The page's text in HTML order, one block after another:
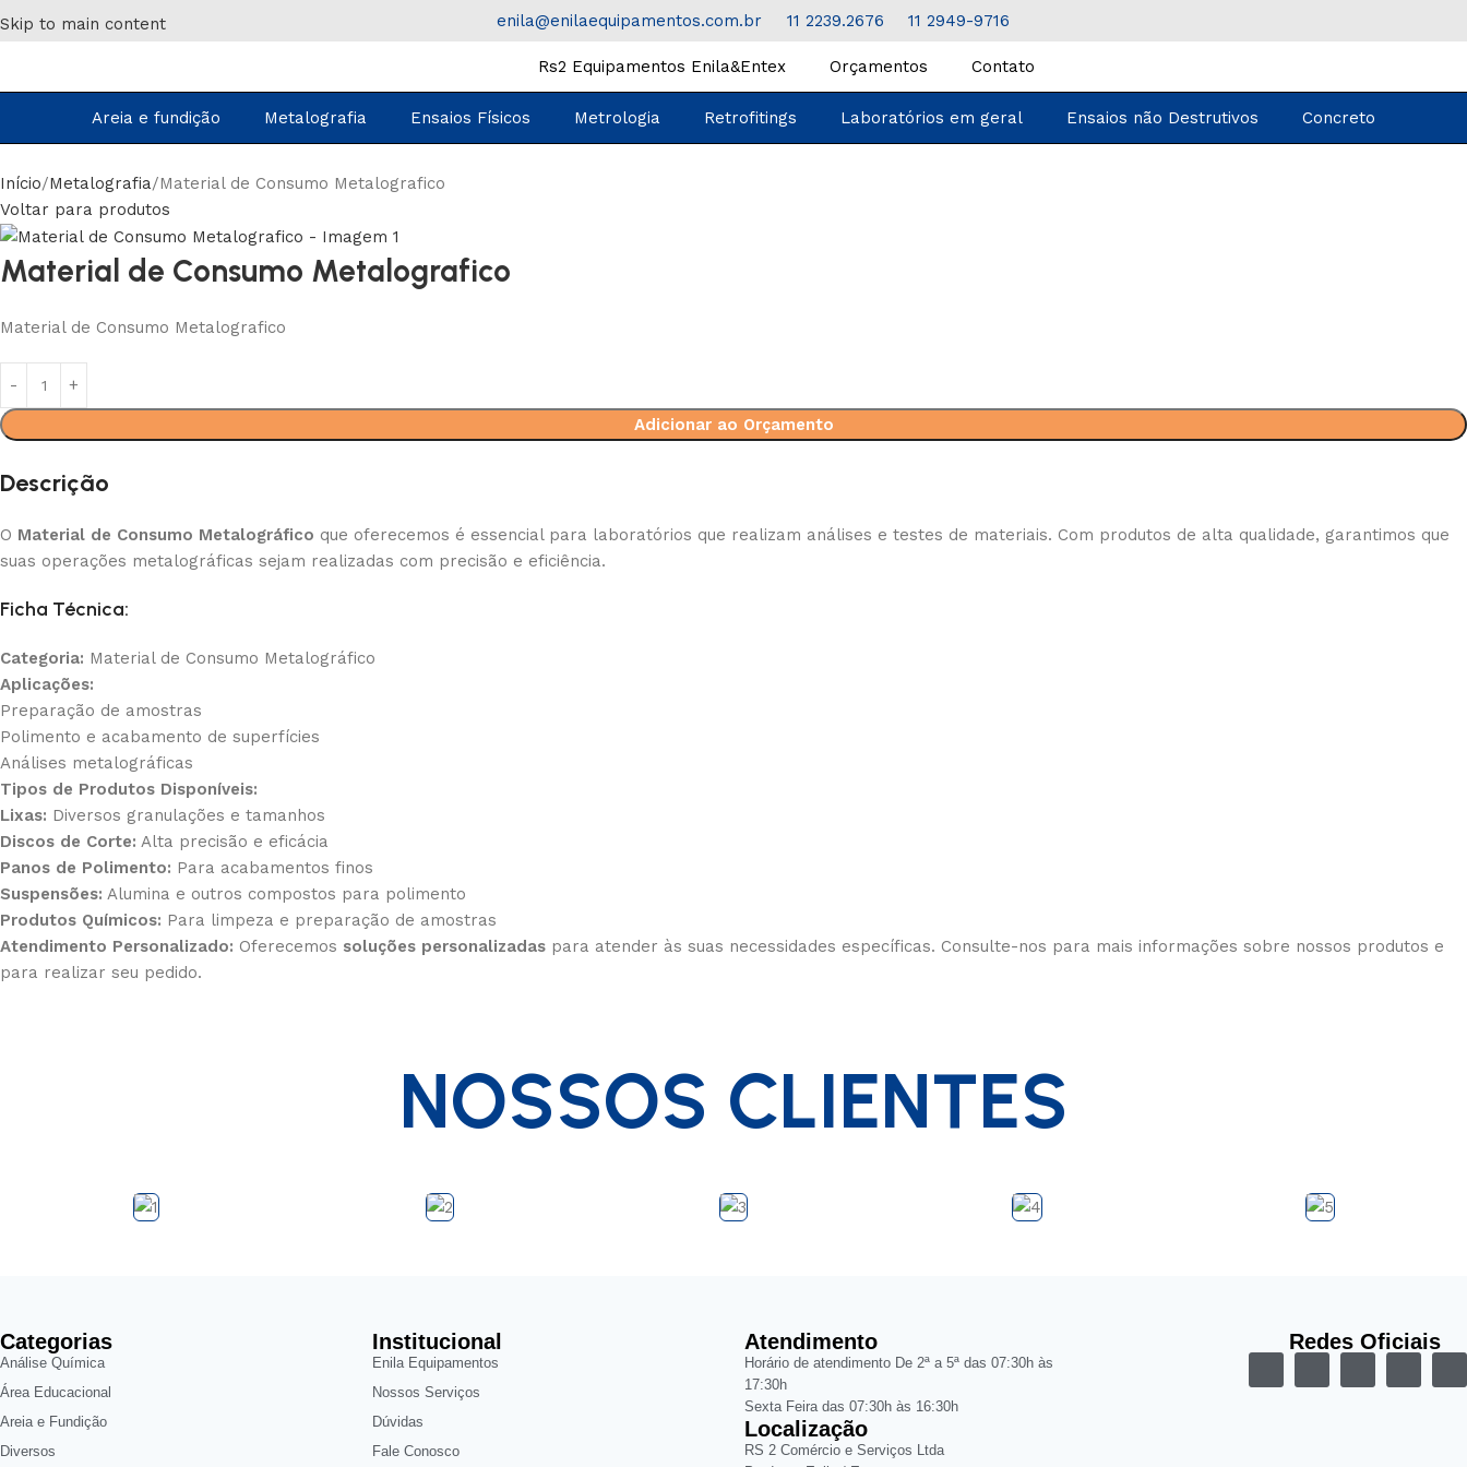
Skip to main content enila@enilaequipamentos.com.br 11 2239.2676 11 2949-9716
Rs2 Equipamentos Enila&Entex Orçamentos Contato
Areia e fundição Metalografia Ensaios Físicos Metrologia Retrofitings Laboratórios em geral Ensaios não Destrutivos Concreto
Início Metalografia Material de Consumo Metalografico
Voltar para produtos
Material de Consumo Metalografico
Material de Consumo Metalografico
Adicionar ao Orçamento
Descrição
O Material de Consumo Metalográfico que oferecemos é essencial para laboratórios que realizam análises e testes de materiais. Com produtos de alta qualidade, garantimos que
suas operações metalográficas sejam realizadas com precisão e eficiência.
Ficha Técnica:
Categoria: Material de Consumo Metalográfico
Aplicações:
Preparação de amostras
Polimento e acabamento de superfícies
Análises metalográficas
Tipos de Produtos Disponíveis:
Lixas: Diversos granulações e tamanhos
Discos de Corte: Alta precisão e eficácia
Panos de Polimento: Para acabamentos finos
Suspensões: Alumina e outros compostos para polimento
Produtos Químicos: Para limpeza e preparação de amostras
Atendimento Personalizado: Oferecemos soluções personalizadas para atender às suas necessidades específicas. Consulte-nos para mais informações sobre nossos produtos e
para realizar seu pedido.
NOSSOS CLIENTES
Categorias
Análise Química
Área Educacional
Areia e Fundição
Diversos
Institucional
Enila Equipamentos
Nossos Serviços
Dúvidas
Fale Conosco
Atendimento
Horário de atendimento De 2ª a 5ª das 07:30h às
17:30h
Sexta Feira das 07:30h às 16:30h
Localização
RS 2 Comércio e Serviços Ltda
Redes Oficiais